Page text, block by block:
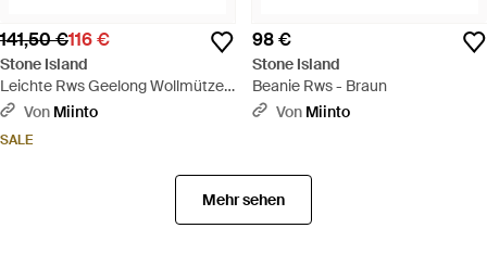
141,50 €116 €
Stone Island
Leichte Rws Geelong Wollmütze -
GrauVon Miinto
SALE
98 €
Stone Island
Beanie Rws - Braun
Von Miinto
Mehr sehen